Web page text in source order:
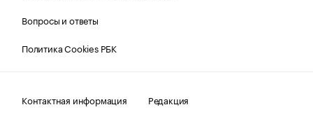
Вопросы и ответы
Политика Cookies РБК
Контактная информация Редакция